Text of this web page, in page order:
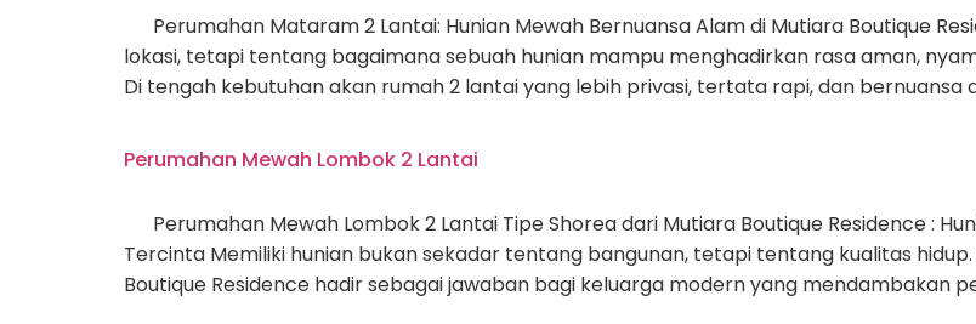
Perumahan Mataram 2 Lantai: Hunian Mewah Bernuansa Alam di Mutiara Boutique
lokasi, tetapi tentang bagaimana sebuah hunian mampu menghadirkan rasa aman,
Di tengah kebutuhan akan rumah 2 lantai yang lebih privasi, tertata rapi, dan bernuansa
Perumahan Mewah Lombok 2 Lantai
Perumahan Mewah Lombok 2 Lantai Tipe Shorea dari Mutiara Boutique Residence :
Tercinta Memiliki hunian bukan sekadar tentang bangunan, tetapi tentang kualitas
Boutique Residence hadir sebagai jawaban bagi keluarga modern yang mendambakan